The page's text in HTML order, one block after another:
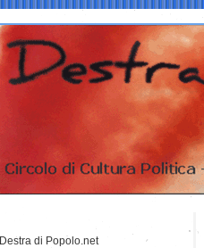
Destra di Popolo.net